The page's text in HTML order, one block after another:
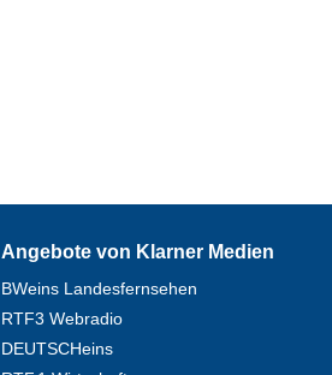
Angebote von Klarner Medien
BWeins Landesfernsehen
RTF3 Webradio
DEUTSCHeins